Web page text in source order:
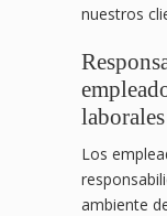
nuestros
laborales
Los
ambiente